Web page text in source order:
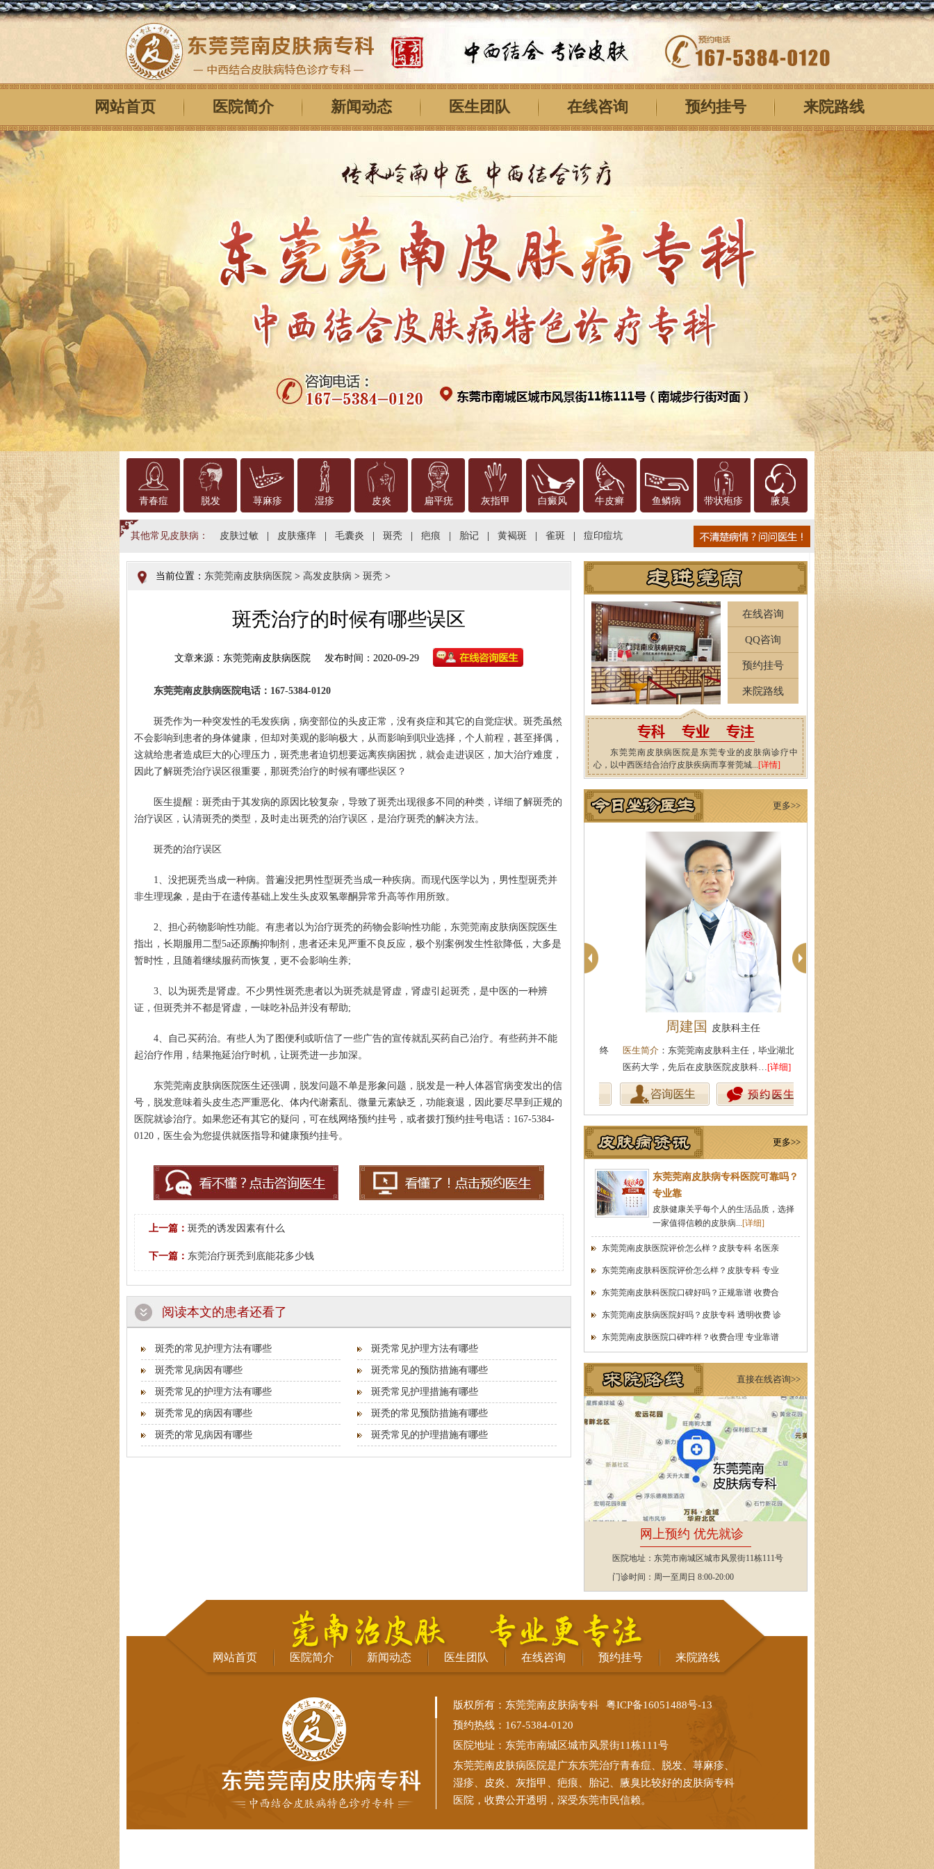
网站首页 医院简介 新闻动态 医生团队 在线咨询 预约挂号 来院路线
青春痘 脱发 荨麻疹 湿疹 皮炎 扁平疣 灰指甲 白癜风 牛皮癣 鱼鳞病 带状疱疹 腋臭
其他常见皮肤病： 皮肤过敏 皮肤瘙痒 毛囊炎 斑秃 疤痕 胎记 黄褐斑 雀斑 痘印痘坑
当前位置： 东莞莞南皮肤病医院 > 高发皮肤病 > 斑秃 >
斑秃治疗的时候有哪些误区
文章来源：东莞莞南皮肤病医院 发布时间：2020-09-29
东莞莞南皮肤病医院电话：167-5384-0120
斑秃作为一种突发性的毛发疾病，病变部位的头皮正常，没有炎症和其它的自觉症状。斑秃虽然
不会影响到患者的身体健康，但却对美观的影响极大，从而影响到职业选择，个人前程，甚至择偶，
这就给患者造成巨大的心理压力，斑秃患者迫切想要远离疾病困扰，就会走进误区，加大治疗难度，
因此了解斑秃治疗误区很重要，那斑秃治疗的时候有哪些误区？
医生提醒：斑秃由于其发病的原因比较复杂，导致了斑秃出现很多不同的种类，详细了解斑秃的
治疗误区，认清斑秃的类型，及时走出斑秃的治疗误区，是治疗斑秃的解决方法。
斑秃的治疗误区
1、没把斑秃当成一种病。普遍没把男性型斑秃当成一种疾病。而现代医学以为，男性型斑秃并
非生理现象，是由于在遗传基础上发生头皮双氢睾酮异常升高等作用所致。
2、担心药物影响性功能。有患者以为治疗斑秃的药物会影响性功能，东莞莞南皮肤病医院医生
指出，长期服用二型5a还原酶抑制剂，患者还未见严重不良反应，极个别案例发生性欲降低，大多是
暂时性，且随着继续服药而恢复，更不会影响生养;
3、以为斑秃是肾虚。不少男性斑秃患者以为斑秃就是肾虚，肾虚引起斑秃，是中医的一种辨
证，但斑秃并不都是肾虚，一味吃补品并没有帮助;
4、自己买药治。有些人为了图便利或听信了一些广告的宣传就乱买药自己治疗。有些药并不能
起治疗作用，结果拖延治疗时机，让斑秃进一步加深。
东莞莞南皮肤病医院医生还强调，脱发问题不单是形象问题，脱发是一种人体器官病变发出的信
号，脱发意味着头皮生态严重恶化、体内代谢紊乱、微量元素缺乏，功能衰退，因此要尽早到正规的
医院就诊治疗。如果您还有其它的疑问，可在线网络预约挂号，或者拨打预约挂号电话：167-5384-
0120，医生会为您提供就医指导和健康预约挂号。
上一篇： 斑秃的诱发因素有什么
下一篇： 东莞治疗斑秃到底能花多少钱
阅读本文的患者还看了
斑秃的常见护理方法有哪些 斑秃常见护理方法有哪些
斑秃常见病因有哪些 斑秃常见的预防措施有哪些
斑秃常见的护理方法有哪些 斑秃常见护理措施有哪些
斑秃常见的病因有哪些 斑秃的常见预防措施有哪些
斑秃的常见病因有哪些 斑秃常见的护理措施有哪些
在线咨询
QQ咨询
预约挂号
来院路线
东莞莞南皮肤病医院是东莞专业的皮肤病诊疗中
心，以中西医结合治疗皮肤疾病而享誉莞城...[详情]
更多>>
医生简介：东莞莞南皮肤病医院皮肤科主任，
周建国 皮肤科主任
医生简介：东莞莞南皮肤科主任，毕业湖北中
医药大学，先后在皮肤医院皮肤科…[详细]
更多>>
东莞莞南皮肤病专科医院可靠吗？
专业靠
皮肤健康关乎每个人的生活品质，选择
一家值得信赖的皮肤病...[详细]
东莞莞南皮肤医院评价怎么样？皮肤专科 名医亲
东莞莞南皮肤科医院评价怎么样？皮肤专科 专业
东莞莞南皮肤科医院口碑好吗？正规靠谱 收费合
东莞莞南皮肤病医院好吗？皮肤专科 透明收费 诊
东莞莞南皮肤医院口碑咋样？收费合理 专业靠谱
直接在线咨询>>
网上预约 优先就诊
医院地址：东莞市南城区城市风景街11栋111号
门诊时间：周一至周日 8:00-20:00
网站首页 医院简介 新闻动态 医生团队 在线咨询 预约挂号 来院路线
版权所有：东莞莞南皮肤病专科
粤ICP备16051488号-13
预约热线：167-5384-0120
医院地址：东莞市南城区城市风景街11栋111号
东莞莞南皮肤病医院是广东东莞治疗青春痘、脱发、荨麻疹、
湿疹、皮炎、灰指甲、疤痕、胎记、腋臭比较好的皮肤病专科
医院，收费公开透明，深受东莞市民信赖。